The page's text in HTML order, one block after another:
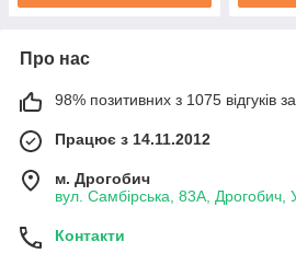
Про нас
98% позитивних з 1075 відгуків за
Працює з 14.11.2012
м. Дрогобич
вул. Самбірська, 83А, Дрогобич,
Контакти